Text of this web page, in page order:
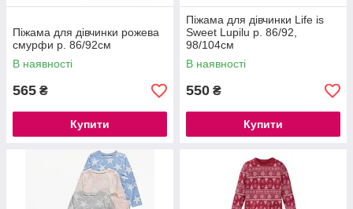
Піжама для дівчинки рожева
смурфи р. 86/92см
В наявності
565 ₴
Купити
Піжама для дівчинки Life is
Sweet Lupilu р. 86/92,
98/104см
В наявності
550 ₴
Купити